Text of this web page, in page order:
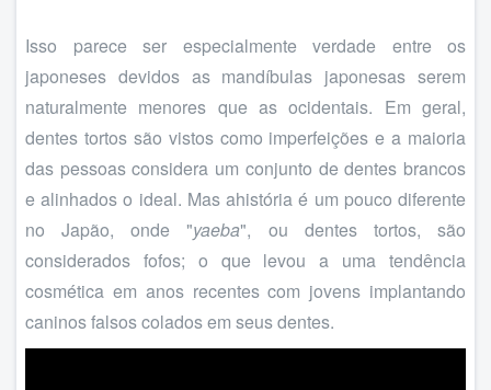
Isso parece ser especialmente verdade entre os
japoneses devidos as mandíbulas japonesas serem
naturalmente menores que as ocidentais. Em geral,
dentes tortos são vistos como imperfeições e a maioria
das pessoas considera um conjunto de dentes brancos
e alinhados o ideal. Mas ahistória é um pouco diferente
no Japão, onde "yaeba", ou dentes tortos, são
considerados fofos; o que levou a uma tendência
cosmética em anos recentes com jovens implantando
caninos falsos colados em seus dentes.